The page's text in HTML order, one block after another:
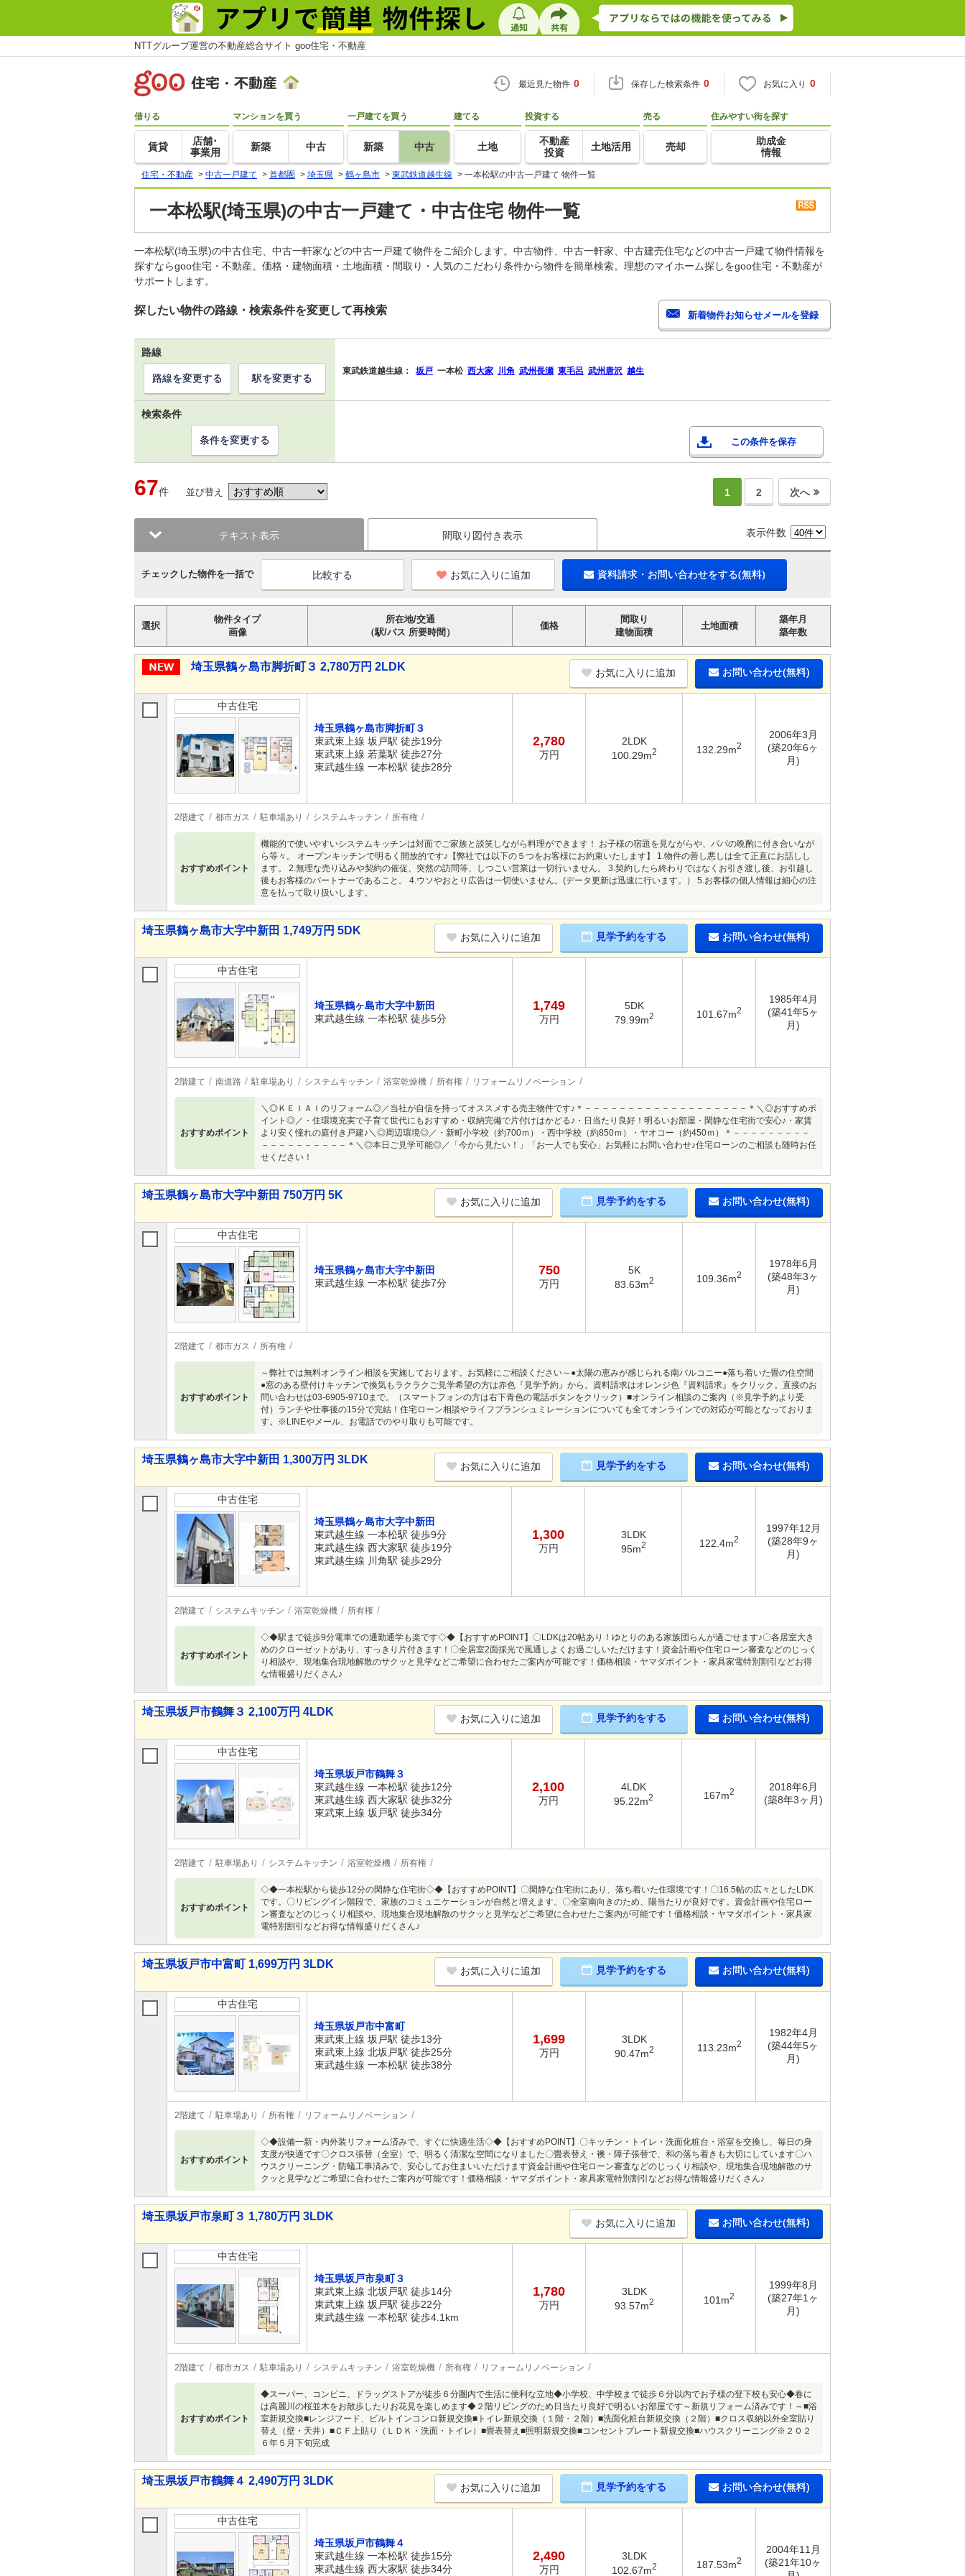
NTTグループ運営の不動産総合サイト goo住宅・不動産
最近見た物件 0 保存した検索条件 0 お気に入り 0
借りる
賃貸
店舗･
事業用
マンションを買う
新築 中古
一戸建てを買う
新築 中古
建てる
土地
投資する
不動産
投資
土地活用
売る
売却
住みやすい街を探す
助成金
情報
住宅・不動産 > 中古一戸建て > 首都圏 > 埼玉県 > 鶴ヶ島市 > 東武鉄道越生線 > 一本松駅の中古一戸建て 物件一覧
一本松駅(埼玉県)の中古一戸建て・中古住宅 物件一覧
一本松駅(埼玉県)の中古住宅、中古一軒家などの中古一戸建て物件をご紹介します。中古物件、中古一軒家、中古建売住宅などの中古一戸建て物件情報を
探すならgoo住宅・不動産。価格・建物面積・土地面積・間取り・人気のこだわり条件から物件を簡単検索。理想のマイホーム探しをgoo住宅・不動産が
サポートします。
探したい物件の路線・検索条件を変更して再検索
路線
東武鉄道越生線： 坂戸 一本松 西大家 川角 武州長瀬 東毛呂 武州唐沢 越生
路線を変更する 駅を変更する
検索条件
この条件を保存
条件を変更する
67件 並び替え 1 2 次へ
テキスト表示 間取り図付き表示 表示件数
チェックした物件を一括で お気に入りに追加 資料請求・お問い合わせをする(無料)
選択
物件タイプ
画像
所在地/交通
（駅/バス 所要時間）
価格
間取り
建物面積
土地面積
築年月
築年数
埼玉県鶴ヶ島市脚折町３ 2,780万円 2LDK お気に入りに追加 お問い合わせ(無料)
中古住宅
埼玉県鶴ヶ島市脚折町３
東武東上線 坂戸駅 徒歩19分
東武東上線 若葉駅 徒歩27分
東武越生線 一本松駅 徒歩28分
2,780
万円
2LDK
100.29m2 132.29m2
2006年3月
(築20年6ヶ
月)
2階建て 都市ガス 駐車場あり システムキッチン 所有権
おすすめポイント
機能的で使いやすいシステムキッチンは対面でご家族と談笑しながら料理ができます！ お子様の宿題を見ながらや、パパの晩酌に付き合いなが
ら等々。 オープンキッチンで明るく開放的です♪【弊社では以下の５つをお客様にお約束いたします】 1.物件の善し悪しは全て正直にお話しし
ます。 2.無理な売り込みや契約の催促、突然の訪問等、しつこい営業は一切行いません。 3.契約したら終わりではなくお引き渡し後、お引越し
後もお客様のパートナーであること。 4.ウソやおとり広告は一切使いません。(データ更新は迅速に行います。） 5.お客様の個人情報は細心の注
意を払って取り扱いします。
埼玉県鶴ヶ島市大字中新田 1,749万円 5DK
お気に入りに追加 見学予約をする お問い合わせ(無料)
中古住宅
埼玉県鶴ヶ島市大字中新田
東武越生線 一本松駅 徒歩5分
1,749
万円
5DK
79.99m2 101.67m2
1985年4月
(築41年5ヶ
月)
2階建て 南道路 駐車場あり システムキッチン 浴室乾燥機 所有権 リフォームリノベーション
おすすめポイント
＼◎ＫＥＩＡＩのリフォーム◎／当社が自信を持ってオススメする売主物件です♪＊－－－－－－－－－－－－－－－－－－－＊＼◎おすすめポ
イント◎／・住環境充実で子育て世代にもおすすめ・収納完備で片付けはかどる♪・日当たり良好！明るいお部屋・閑静な住宅街で安心♪・家賃
より安く憧れの庭付き戸建♪＼◎周辺環境◎／・新町小学校（約700ｍ）・西中学校（約850ｍ）・ヤオコー（約450ｍ）＊－－－－－－－－－
－－－－－－－－－－＊＼◎本日ご見学可能◎／「今から見たい！」「お一人でも安心」お気軽にお問い合わせ♪住宅ローンのご相談も随時お任
せください！
埼玉県鶴ヶ島市大字中新田 750万円 5K
お気に入りに追加 見学予約をする お問い合わせ(無料)
中古住宅
埼玉県鶴ヶ島市大字中新田
東武越生線 一本松駅 徒歩7分
750
万円
5K
83.63m2 109.36m2
1978年6月
(築48年3ヶ
月)
2階建て 都市ガス 所有権
おすすめポイント
～弊社では無料オンライン相談を実施しております。お気軽にご相談ください～●太陽の恵みが感じられる南バルコニー●落ち着いた畳の住空間
●窓のある壁付けキッチンで換気もラクラクご見学希望の方は赤色『見学予約』から。資料請求はオレンジ色『資料請求』をクリック。直接のお
問い合わせは03-6905-9710まで。（スマートフォンの方は右下青色の電話ボタンをクリック）■オンライン相談のご案内（※見学予約より受
付）ランチや仕事後の15分で完結！住宅ローン相談やライフプランシュミレーションについても全てオンラインでの対応が可能となっておりま
す。※LINEやメール、お電話でのやり取りも可能です。
埼玉県鶴ヶ島市大字中新田 1,300万円 3LDK
お気に入りに追加 見学予約をする お問い合わせ(無料)
中古住宅
埼玉県鶴ヶ島市大字中新田
東武越生線 一本松駅 徒歩9分
東武越生線 西大家駅 徒歩19分
東武越生線 川角駅 徒歩29分
1,300
万円
3LDK
95m2 122.4m2
1997年12月
(築28年9ヶ
月)
2階建て システムキッチン 浴室乾燥機 所有権
おすすめポイント
◇◆駅まで徒歩9分電車での通勤通学も楽です◇◆【おすすめPOINT】〇LDKは20帖あり！ゆとりのある家族団らんが過ごせます♪〇各居室大き
めのクローゼットがあり、すっきり片付きます！〇全居室2面採光で風通しよくお過ごしいただけます！資金計画や住宅ローン審査などのじっく
り相談や、現地集合現地解散のサクッと見学などご希望に合わせたご案内が可能です！価格相談・ヤマダポイント・家具家電特別割引などお得
な情報盛りだくさん♪
埼玉県坂戸市鶴舞３ 2,100万円 4LDK
お気に入りに追加 見学予約をする お問い合わせ(無料)
中古住宅
埼玉県坂戸市鶴舞３
東武越生線 一本松駅 徒歩12分
東武越生線 西大家駅 徒歩32分
東武東上線 坂戸駅 徒歩34分
2,100
万円
4LDK
95.22m2 167m2
2018年6月
(築8年3ヶ月)
2階建て 駐車場あり システムキッチン 浴室乾燥機 所有権
おすすめポイント
◇◆一本松駅から徒歩12分の閑静な住宅街◇◆【おすすめPOINT】〇閑静な住宅街にあり、落ち着いた住環境です！〇16.5帖の広々としたLDK
です。〇リビングイン階段で、家族のコミュニケーションが自然と増えます。〇全室南向きのため、陽当たりが良好です。資金計画や住宅ロー
ン審査などのじっくり相談や、現地集合現地解散のサクッと見学などご希望に合わせたご案内が可能です！価格相談・ヤマダポイント・家具家
電特別割引などお得な情報盛りだくさん♪
埼玉県坂戸市中富町 1,699万円 3LDK
お気に入りに追加 見学予約をする お問い合わせ(無料)
中古住宅
埼玉県坂戸市中富町
東武東上線 坂戸駅 徒歩13分
東武東上線 北坂戸駅 徒歩25分
東武越生線 一本松駅 徒歩38分
1,699
万円
3LDK
90.47m2 113.23m2
1982年4月
(築44年5ヶ
月)
2階建て 駐車場あり 所有権 リフォームリノベーション
おすすめポイント
◇◆設備一新・内外装リフォーム済みで、すぐに快適生活◇◆【おすすめPOINT】〇キッチン・トイレ・洗面化粧台・浴室を交換し、毎日の身
支度が快適です〇クロス張替（全室）で、明るく清潔な空間になりました〇畳表替え・襖・障子張替で、和の落ち着きも大切にしています〇ハ
ウスクリーニング・防蟻工事済みで、安心してお住まいいただけます資金計画や住宅ローン審査などのじっくり相談や、現地集合現地解散のサ
クッと見学などご希望に合わせたご案内が可能です！価格相談・ヤマダポイント・家具家電特別割引などお得な情報盛りだくさん♪
埼玉県坂戸市泉町３ 1,780万円 3LDK
お気に入りに追加 お問い合わせ(無料)
中古住宅
埼玉県坂戸市泉町３
東武東上線 北坂戸駅 徒歩14分
東武東上線 坂戸駅 徒歩22分
東武越生線 一本松駅 徒歩4.1km
1,780
万円
3LDK
93.57m2 101m2
1999年8月
(築27年1ヶ
月)
2階建て 都市ガス 駐車場あり システムキッチン 浴室乾燥機 所有権 リフォームリノベーション
おすすめポイント
◆スーパー、コンビニ、ドラッグストアが徒歩６分圏内で生活に便利な立地◆小学校、中学校まで徒歩６分以内でお子様の登下校も安心◆春に
は高麗川の桜並木をお散歩したりお花見を楽しめます◆２階リビングのため日当たり良好で明るいお部屋です～新規リフォーム済みです！～■浴
室新規交換■レンジフード、ビルトインコンロ新規交換■トイレ新規交換（１階・２階）■洗面化粧台新規交換（２階）■クロス収納以外全室貼り
替え（壁・天井）■ＣＦ上貼り（ＬＤＫ・洗面・トイレ）■畳表替え■照明新規交換■コンセントプレート新規交換■ハウスクリーニング※２０２
６年５月下旬完成
埼玉県坂戸市鶴舞４ 2,490万円 3LDK
お気に入りに追加 見学予約をする お問い合わせ(無料)
中古住宅
埼玉県坂戸市鶴舞４
東武越生線 一本松駅 徒歩15分
東武越生線 西大家駅 徒歩34分
2,490
万円
3LDK
102.67m2 187.53m2
2004年11月
(築21年10ヶ